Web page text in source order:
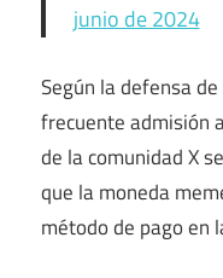
junio de 2024
Según la defensa
frecuente admisión
de la comunidad X
que la moneda
método de pago en